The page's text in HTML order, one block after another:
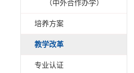
（中外合作办学）
培养方案
教学改革
专业认证